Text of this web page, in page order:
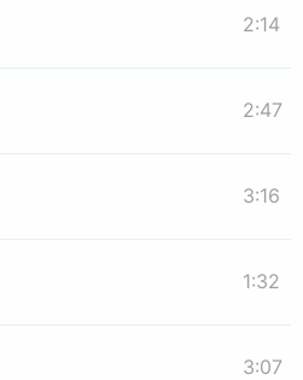
2:14
2:47
3:16
1:32
3:07